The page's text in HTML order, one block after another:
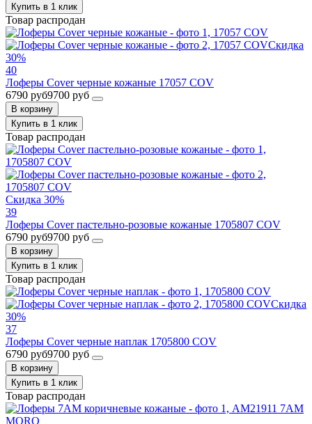
Купить в 1 клик
Товар распродан
Скидка
30%
40
Лоферы Cover черные кожаные 17057 COV
6790 руб9700 руб
В корзину
Купить в 1 клик
Товар распродан
Скидка 30%
39
Лоферы Cover пастельно-розовые кожаные 1705807 COV
6790 руб9700 руб
В корзину
Купить в 1 клик
Товар распродан
Скидка
30%
37
Лоферы Cover черные наплак 1705800 COV
6790 руб9700 руб
В корзину
Купить в 1 клик
Товар распродан